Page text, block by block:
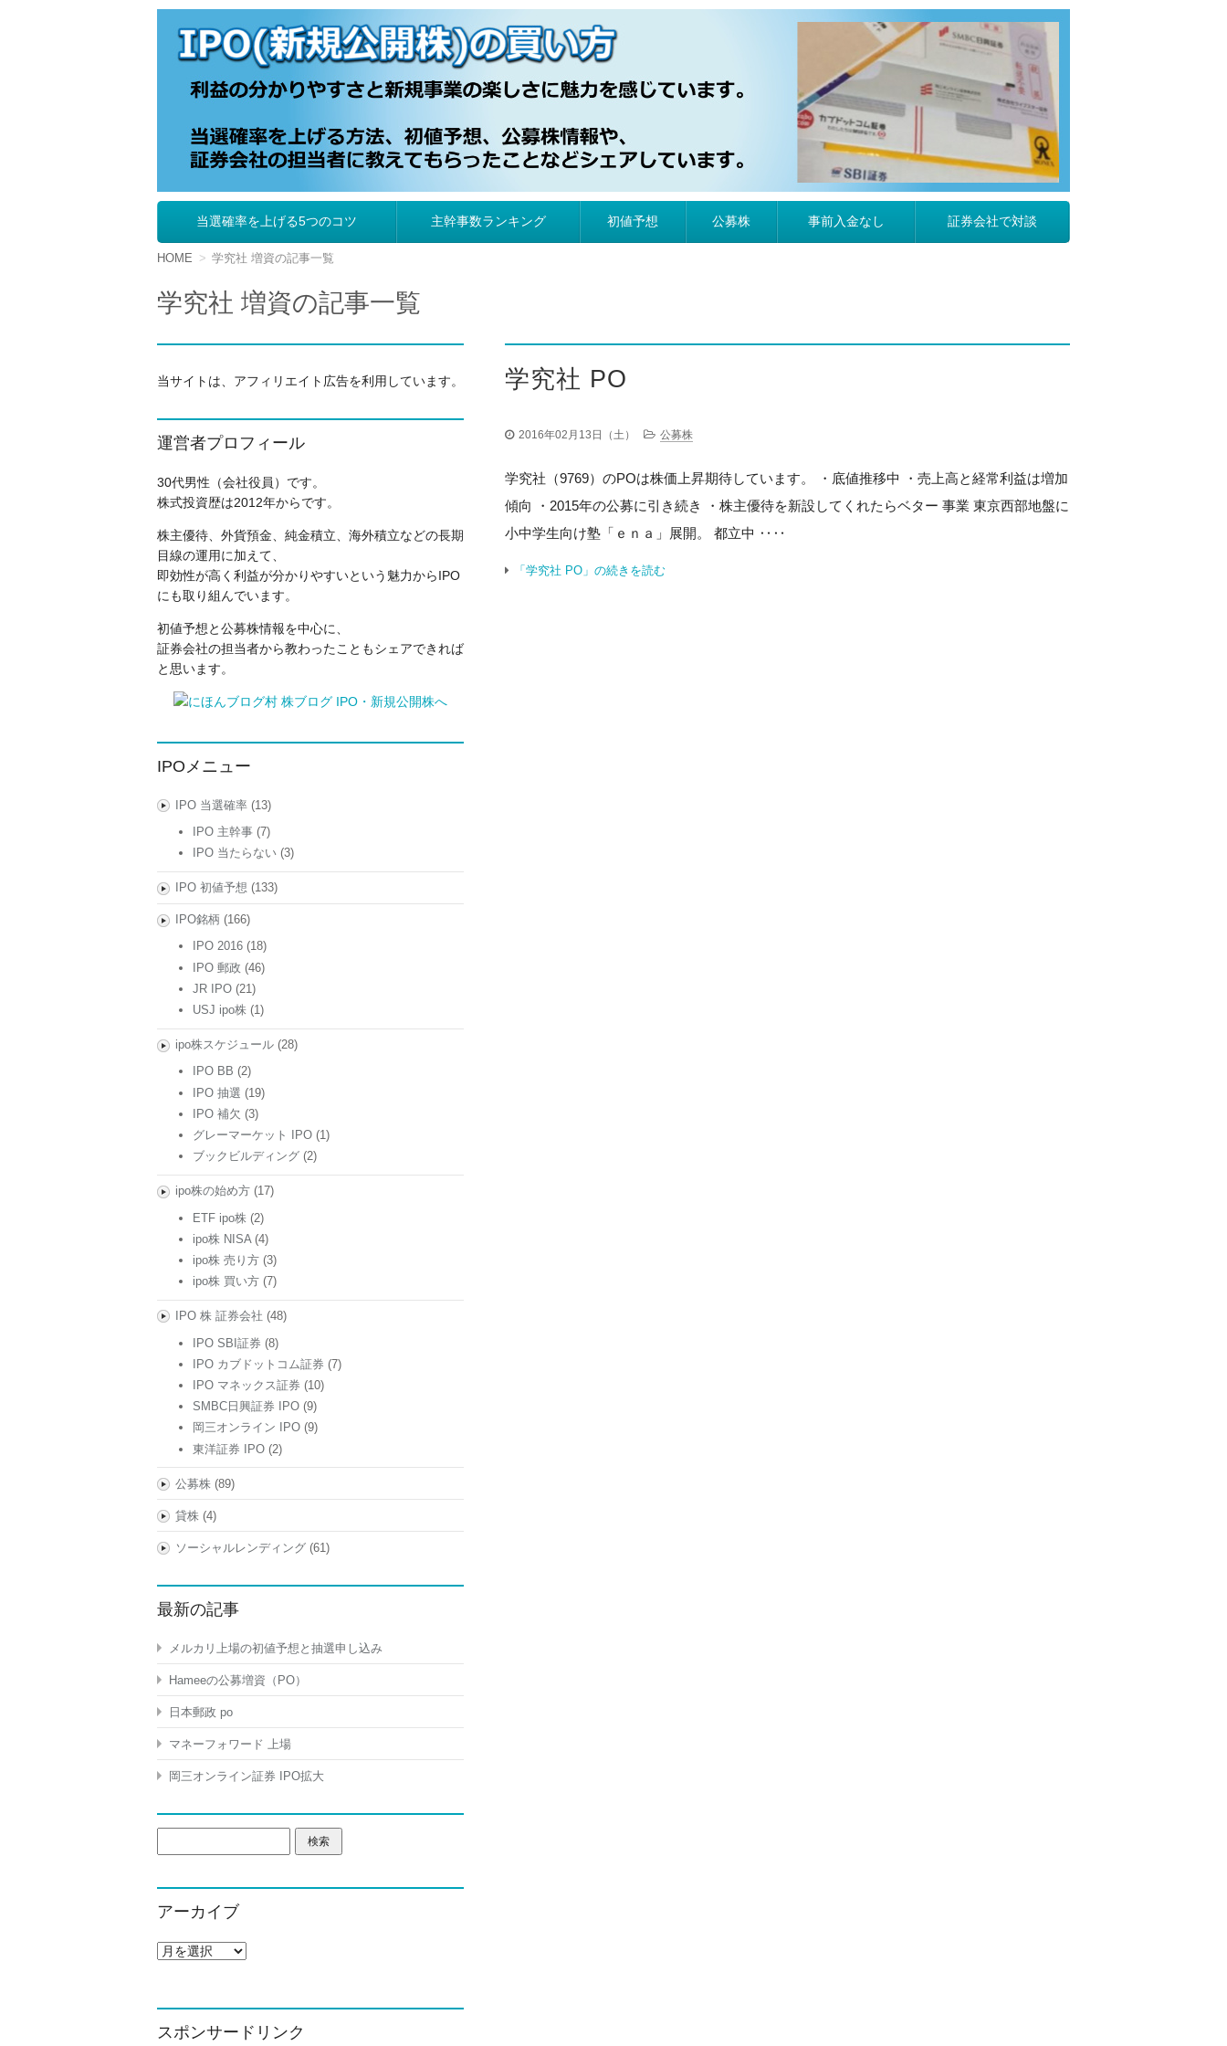
IPO（新規公開株）の買い方
ン
テ
ツ
へ
動
当選確率を上げる5つのコツ 主幹事数ランキング 初値予想 公募株 事前入金なし 証券会社で対談
HOME 学究社 増資の記事一覧
学究社 増資の記事一覧
学究社 PO
2016年02月13日（土） 公募株
学究社（9769）のPOは株価上昇期待しています。 ・底値推移中 ・売上高と経常利益は増加
傾向 ・2015年の公募に引き続き ・株主優待を新設してくれたらベター 事業 東京西部地盤に
小中学生向け塾「ｅｎａ」展開。 都立中 ‥‥
「学究社 PO」の続きを読む
当サイトは、アフィリエイト広告を利用しています。
運営者プロフィール
30代男性（会社役員）です。
株式投資歴は2012年からです。
株主優待、外貨預金、純金積立、海外積立などの長期
目線の運用に加えて、
即効性が高く利益が分かりやすいという魅力からIPO
にも取り組んでいます。
初値予想と公募株情報を中心に、
証券会社の担当者から教わったこともシェアできれば
と思います。
IPOメニュー
IPO 当選確率(13)
IPO 主幹事 (7)
IPO 当たらない (3)
IPO 初値予想 (133)
IPO銘柄 (166)
IPO 2016 (18)
IPO 郵政 (46)
JR IPO (21)
USJ ipo株 (1)
ipo株スケジュール(28)
IPO BB (2)
IPO 抽選 (19)
IPO 補欠 (3)
グレーマーケット IPO (1)
ブックビルディング (2)
ipo株の始め方(17)
ETF ipo株 (2)
ipo株 NISA (4)
ipo株 売り方 (3)
ipo株 買い方 (7)
IPO 株 証券会社 (48)
IPO SBI証券 (8)
IPO カブドットコム証券 (7)
IPO マネックス証券 (10)
SMBC日興証券 IPO (9)
岡三オンライン IPO (9)
東洋証券 IPO (2)
公募株(89)
貸株(4)
ソーシャルレンディング(61)
最新の記事
メルカリ上場の初値予想と抽選申し込み
Hameeの公募増資（PO）
日本郵政 po
マネーフォワード 上場
岡三オンライン証券 IPO拡大
索:
アーカイブ
ア
イ
ブ
スポンサードリンク